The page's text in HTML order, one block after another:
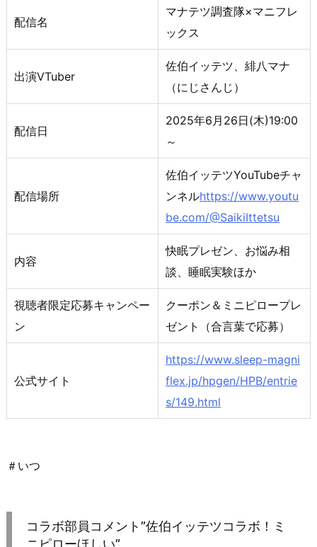
配信名
マナテツ調査隊×マニフレ
ックス
出演VTuber
佐伯イッテツ、緋八マナ
（にじさんじ）
配信日
2025年6月26日(木)19:00
～
配信場所
佐伯イッテツYouTubeチャ
ンネルhttps://www.youtu
be.com/@SaikiIttetsu
内容
快眠プレゼン、お悩み相
談、睡眠実験ほか
視聴者限定応募キャンペー
ン
クーポン＆ミニピロープレ
ゼント（合言葉で応募）
公式サイト
https://www.sleep-magni
flex.jp/hpgen/HPB/entrie
s/149.html
＃いつ
コラボ部員コメント”佐伯イッテツコラボ！ミ
ニピローほしい”